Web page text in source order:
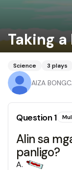
Taking
Science 3 plays
AIZA
Question1
Alin sa
panligo?
A.